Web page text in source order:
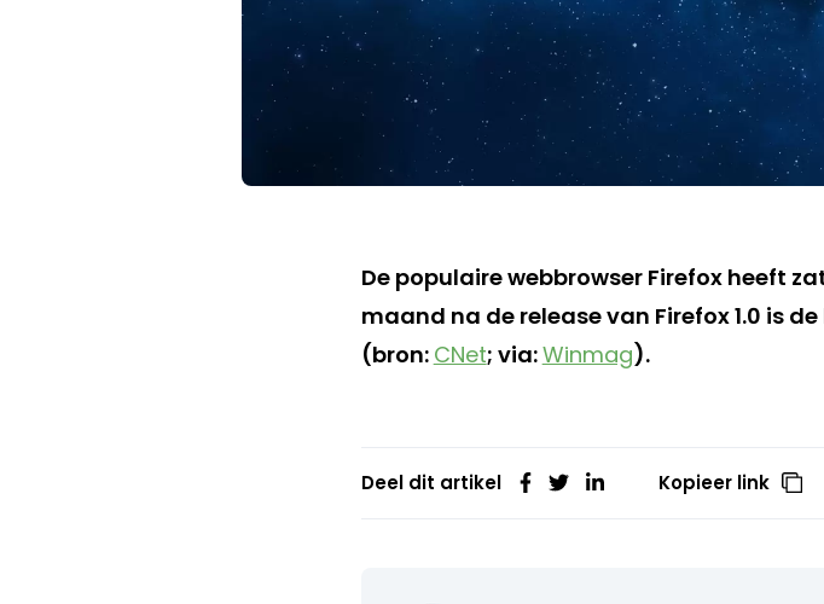
De populaire webbrowser Firefox heeft
maand na de release van Firefox 1.0 is
(bron: CNet; via:Winmag).
Deel dit artikel Kopieer link